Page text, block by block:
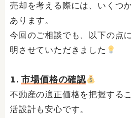
売却を考える際には、いくつ
あります。
今回のご相談でも、以下の点
明させていただきました
市場価格の確認
不動産の適正価格を把握する
活設計も安心です。